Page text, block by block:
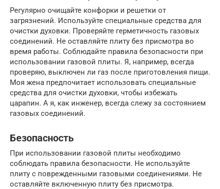
Регулярно очищайте конфорки и решетки от
загрязнений. Используйте специальные средства для
очистки духовки. Проверяйте герметичность газовых
соединений. Не оставляйте плиту без присмотра во
время работы. Соблюдайте правила безопасности при
использовании газовой плиты. Я, например, всегда
проверяю, выключен ли газ после приготовления пищи.
Моя жена предпочитает использовать специальные
средства для очистки духовки, чтобы избежать
царапин. А я, как инженер, всегда слежу за состоянием
газовых соединений.
Безопасность
При использовании газовой плиты необходимо
соблюдать правила безопасности. Не используйте
плиту с поврежденными газовыми соединениями. Не
оставляйте включенную плиту без присмотра.